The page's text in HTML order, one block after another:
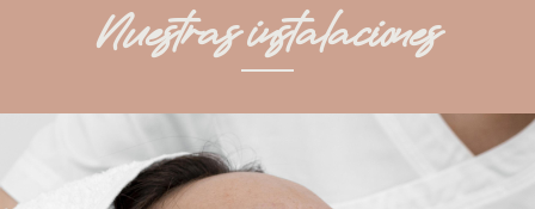
Nuestras instalaciones